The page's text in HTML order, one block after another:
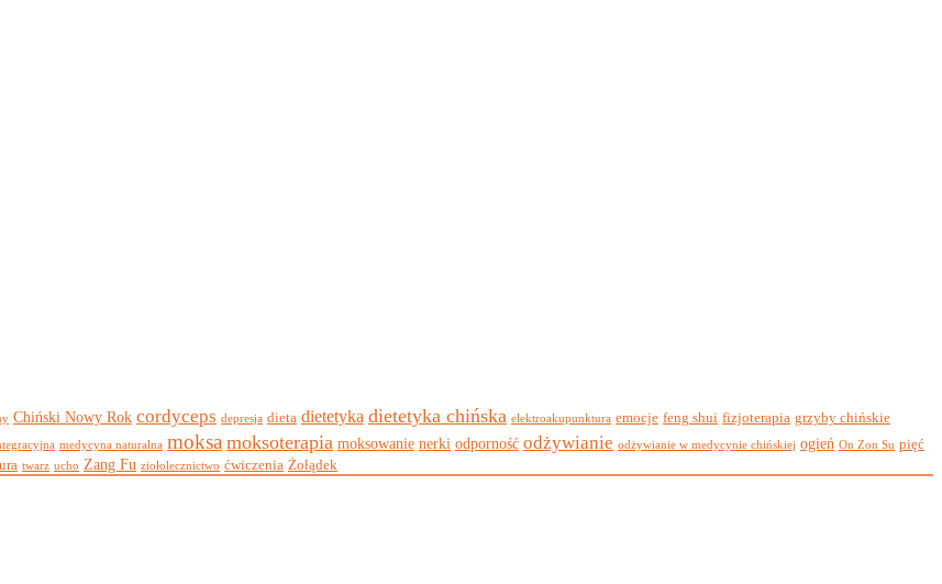
Chiński Nowy Rok cordyceps depresja dieta dietetyka dietetyka chińska elektroakupunktura emocje feng shui fizjoterapia grzyby chińskie
medycyna naturalna moksa moksoterapia moksowanie nerki odporność odżywianie odżywianie w medycynie chińskiej ogień On Zon Su pięć
twarz ucho Zang Fu ziołolecznictwo ćwiczenia Żołądek